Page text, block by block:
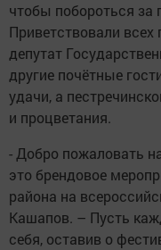
чтобы побороться
Приветствовали
депутат
другие почётные
удачи, а
и процветания.
- Добро пожаловать
это брендовое
района на
Кашапов. – Пусть
себя, оставив о